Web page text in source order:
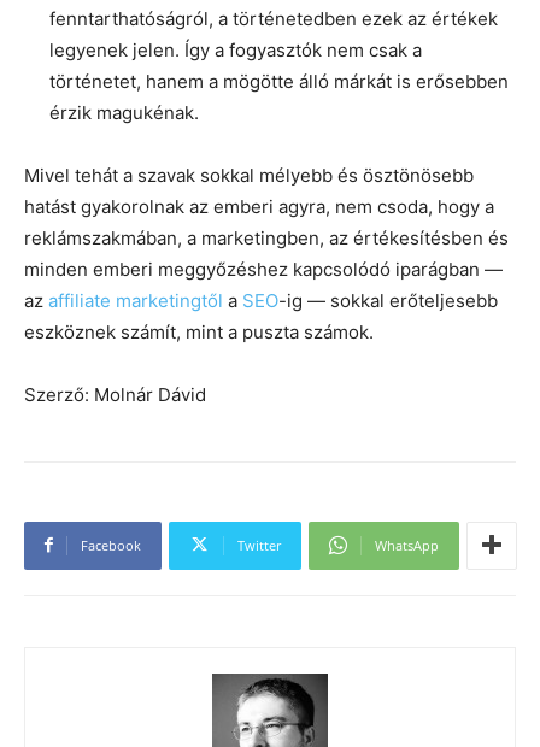
fenntarthatóságról, a történetedben ezek az értékek
legyenek jelen. Így a fogyasztók nem csak a
történetet, hanem a mögötte álló márkát is erősebben
érzik magukénak.
Mivel tehát a szavak sokkal mélyebb és ösztönösebb
hatást gyakorolnak az emberi agyra, nem csoda, hogy a
reklámszakmában, a marketingben, az értékesítésben és
minden emberi meggyőzéshez kapcsolódó iparágban —
az affiliate marketingtől a SEO-ig — sokkal erőteljesebb
eszköznek számít, mint a puszta számok.
Szerző: Molnár Dávid
Facebook Twitter WhatsApp